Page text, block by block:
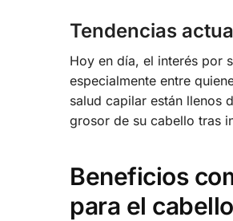
Tendencias
Hoy en día, el interés por
especialmente entre
salud capilar están llenos
grosor de su cabello tras
Beneficios
para el cabello